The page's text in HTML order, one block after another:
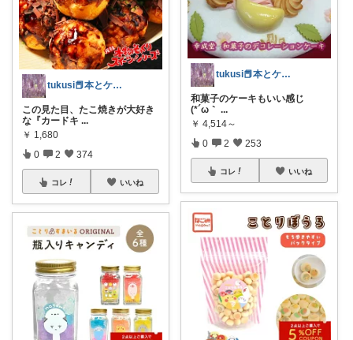
tukusi📕本とケーキの快適な時間を
​この見た目、たこ焼きが大好き
な『カードキ ...
￥ 1,680
0 2 374
コレ いいね
tukusi📕本とケーキの快適な時間を
和菓子のケーキもいい感じ
(⁠*⁠´⁠ω⁠｀ ...
￥ 4,514～
0 2 253
コレ いいね